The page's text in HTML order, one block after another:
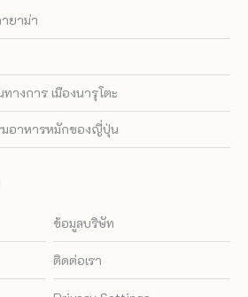
ยาม่า
างการ เมืองนารุโตะ
อาหารหมักของญี่ปุ่น
ข้อมูลบริษัท
ติดต่อเรา